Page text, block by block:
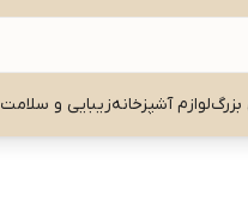
بزرگلوازم آشپزخانهزیبایی و سلامت